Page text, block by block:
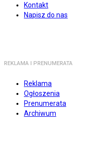
Kontakt
Napisz do nas
REKLAMA I PRENUMERATA
Reklama
Ogłoszenia
Prenumerata
Archiwum